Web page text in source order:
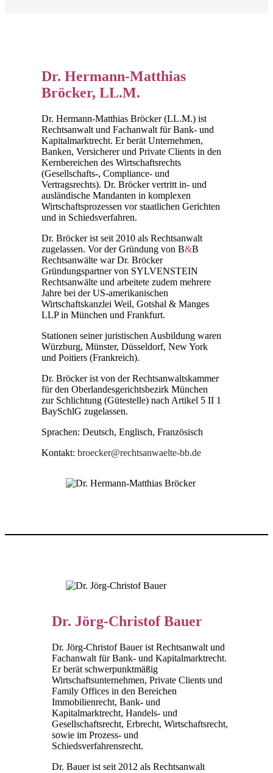
Dr. Hermann-Matthias
Bröcker, LL.M.
Dr. Hermann-Matthias Bröcker (LL.M.) ist
Rechtsanwalt und Fachanwalt für Bank- und
Kapitalmarktrecht. Er berät Unternehmen,
Banken, Versicherer und Private Clients in den
Kernbereichen des Wirtschaftsrechts
(Gesellschafts-, Compliance- und
Vertragsrechts). Dr. Bröcker vertritt in- und
ausländische Mandanten in komplexen
Wirtschaftsprozessen vor staatlichen Gerichten
und in Schiedsverfahren.
Dr. Bröcker ist seit 2010 als Rechtsanwalt
zugelassen. Vor der Gründung von B&B
Rechtsanwälte war Dr. Bröcker
Gründungspartner von SYLVENSTEIN
Rechtsanwälte und arbeitete zudem mehrere
Jahre bei der US-amerikanischen
Wirtschaftskanzlei Weil, Gotshal & Manges
LLP in München und Frankfurt.
Stationen seiner juristischen Ausbildung waren
Würzburg, Münster, Düsseldorf, New York
und Poitiers (Frankreich).
Dr. Bröcker ist von der Rechtsanwaltskammer
für den Oberlandesgerichtsbezirk München
zur Schlichtung (Gütestelle) nach Artikel 5 II 1
BaySchlG zugelassen.
Sprachen: Deutsch, Englisch, Französisch
Kontakt: broecker@rechtsanwaelte-bb.de
Dr. Jörg-Christof Bauer
Dr. Jörg-Christof Bauer ist Rechtsanwalt und
Fachanwalt für Bank- und Kapitalmarktrecht.
Er berät schwerpunktmäßig
Wirtschaftsunternehmen, Private Clients und
Family Offices in den Bereichen
Immobilienrecht, Bank- und
Kapitalmarktrecht, Handels- und
Gesellschaftsrecht, Erbrecht, Wirtschaftsrecht,
sowie im Prozess- und
Schiedsverfahrensrecht.
Dr. Bauer ist seit 2012 als Rechtsanwalt